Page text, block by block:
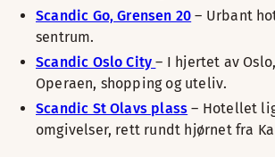
Scandic Go, Grensen 20 – Urbant
sentrum.
Scandic Oslo City– I hjertet av
Operaen, shopping og uteliv.
Scandic St Olavs plass – Hotellet
omgivelser, rett rundt hjørnet fra